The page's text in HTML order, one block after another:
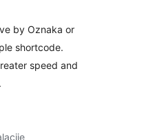
by Oznaka or
shortcode.
speed and